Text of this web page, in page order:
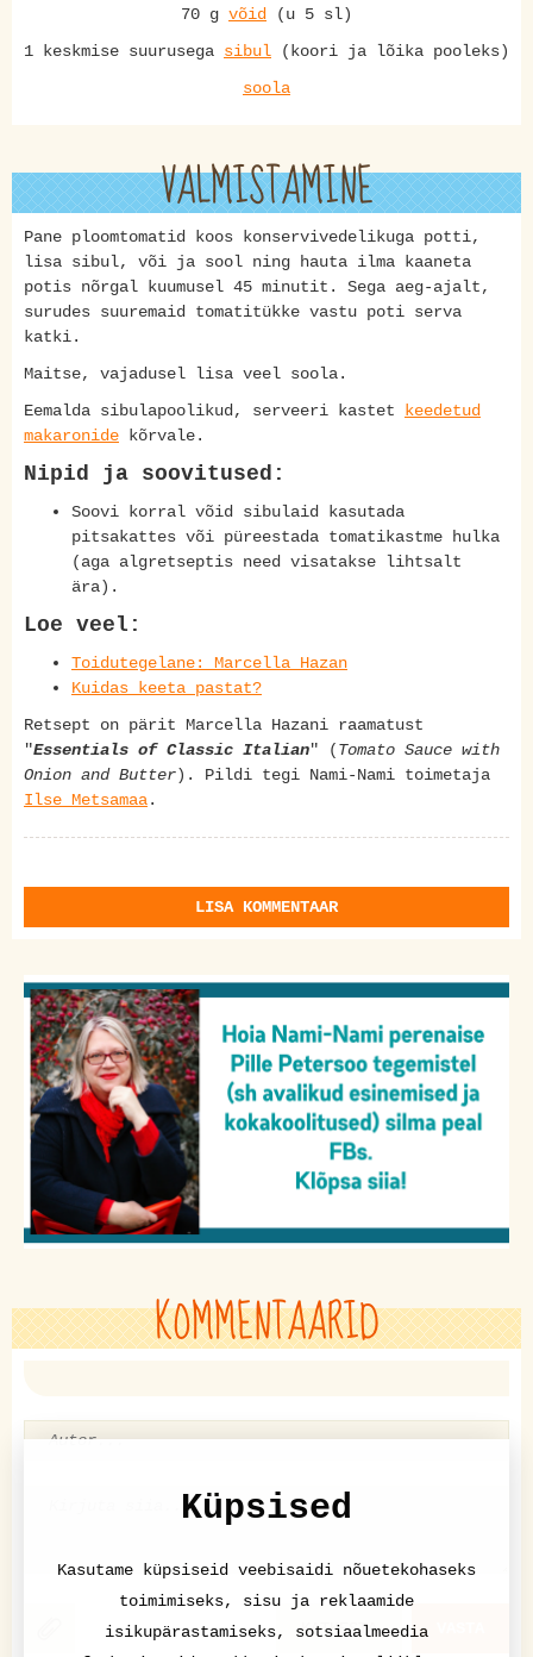
70 g võid (u 5 sl)
1 keskmise suurusega sibul (koori ja lõika pooleks)
soola
VALMISTAMINE
Pane ploomtomatid koos konservivedelikuga potti,
lisa sibul, või ja sool ning hauta ilma kaaneta
potis nõrgal kuumusel 45 minutit. Sega aeg-ajalt,
surudes suuremaid tomatitükke vastu poti serva
katki.
Maitse, vajadusel lisa veel soola.
Eemalda sibulapoolikud, serveeri kastet keedetud
makaronide kõrvale.
Nipid ja soovitused:
Soovi korral võid sibulaid kasutada
pitsakattes või püreestada tomatikastme hulka
(aga algretseptis need visatakse lihtsalt
ära).
Loe veel:
Toidutegelane: Marcella Hazan
Kuidas keeta pastat?
Retsept on pärit Marcella Hazani raamatust
"Essentials of Classic Italian" (Tomato Sauce with
Onion and Butter). Pildi tegi Nami-Nami toimetaja
Ilse Metsamaa.
LISA KOMMENTAAR
KOMMENTAARID
KATKESTA
Küpsised
Kasutame küpsiseid veebisaidi nõuetekohaseks
toimimiseks, sisu ja reklaamide
isikupärastamiseks, sotsiaalmeedia